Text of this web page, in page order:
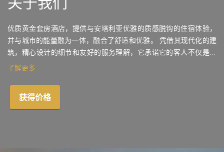
优质黄金套房酒店，提供与安塔利亚优雅的质感脱钩的住宿体验，
并与城市的能量融为一体，融合了舒适和优雅。 凭借其现代化的建
筑，精心设计的细节和友好的服务理解，它承诺它的客人不仅是一
个酒店，而是一个生活空间。 我们特别设计的房间，每个房间都迎
的室外游泳池放松一天的疲劳，在大堂酒吧享受愉快的休息，或在
我们的会议室捕捉商业世界的节奏。 优质黄金套房酒店等待您在每
一刻提供精心策划的住宿体验。
了解更多
获得价格